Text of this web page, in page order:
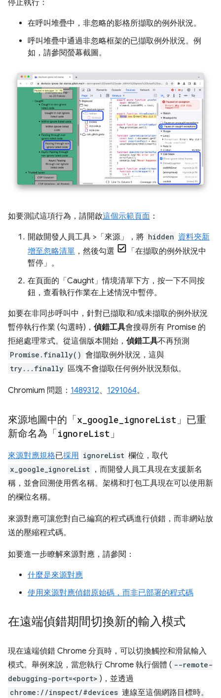
停止執行：
在呼叫堆疊中，非忽略的影格所擷取的例外狀況。
呼叫堆疊中通過非忽略框架的已擷取例外狀況。例
如，請參閱螢幕截圖。
如要測試這項行為，請開啟這個示範頁面 ：
開啟開發人員工具 >「來源」 ，將 hidden 資料夾新
增至忽略清單 ，然後勾選
「在擷取的例外狀況中
暫停」 。
在頁面的「Caught」情境清單下方，按一下不同按
鈕，查看執行作業在上述情況中暫停。
如要在非同步呼叫中，針對已擷取和/或未擷取的例外狀況
暫停執行作業 (勾選時)， 偵錯工具會搜尋所有 Promise 的
拒絕處理常式。從這個版本開始， 偵錯工具不再預測
Promise.finally() 會擷取例外狀況，這與
try...finally 區塊不會擷取任何例外狀況類似。
Chromium 問題： 1489312、 1291064。
來源地圖中的「x google ignoreList 」已重
新命名為「ignoreList 」
來源對應規格已採用 ignoreList 欄位，取代
x_google_ignoreList ，而開發人員工具現在支援新名
稱，並會回溯使用舊名稱。架構和打包工具現在可以使用新
的欄位名稱。
來源對應可讓您對自己編寫的程式碼進行偵錯，而非網站放
送的壓縮程式碼。
如要進一步瞭解來源對應，請參閱：
什麼是來源對應
使用來源對應偵錯原始碼，而非已部署的程式碼
在遠端偵錯期間切換新的輸入模式
現在遠端偵錯 Chrome 分頁時，可以切換觸控和滑鼠輸入
模式。舉例來說，當您執行 Chrome 執行個體 ( --remote-
debugging-port=<port> )，並透過
chrome://inspect/#devices 連線至這個網路目標時。